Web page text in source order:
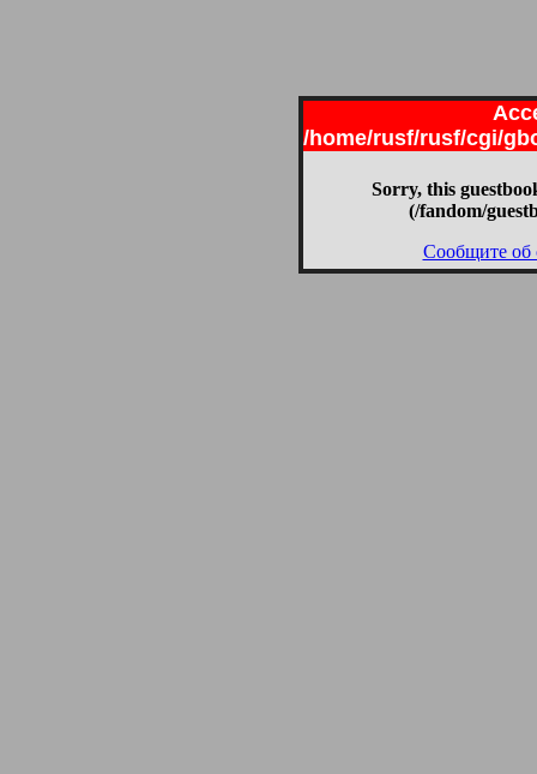
/home/rusf/rusf/cgi/
Sorry, this
(/fandom/
Сообщите об